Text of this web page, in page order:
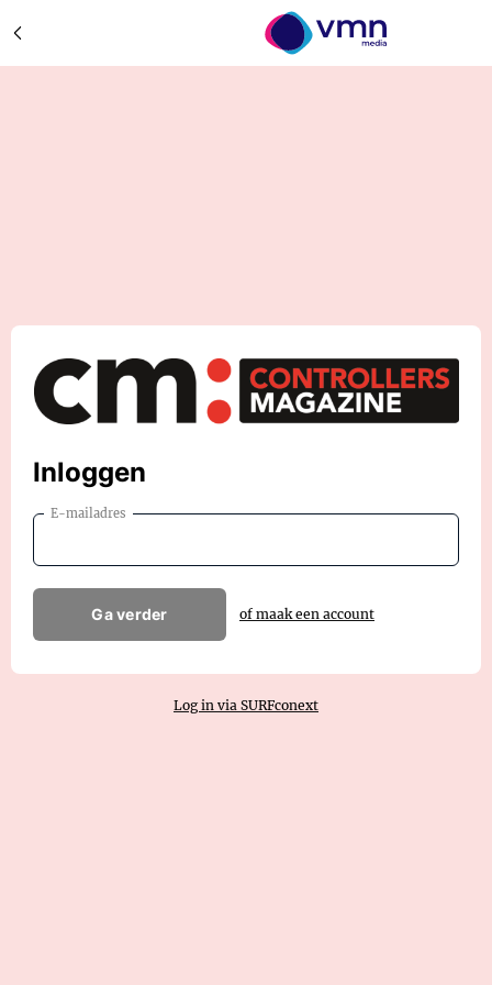
Inloggen
E-mailadres
Ga verder of maak een account
Log in via SURFconext